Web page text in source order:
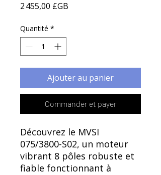
2 455,00 £GB
Quantité *
Ajouter au panier
Commander et payer
Découvrez le MVSI
075/3800-S02, un moteur
vibrant 8 pôles robuste et
fiable fonctionnant à